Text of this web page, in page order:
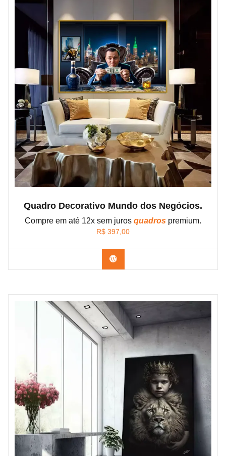
Quadro Decorativo Mundo dos Negócios.
Compre em até 12x sem juros quadros premium.
R$ 397,00
Confira os modelos